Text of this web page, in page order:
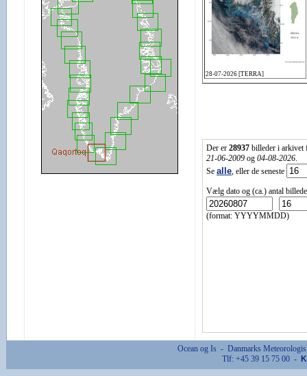
Der er 28937 billeder i arkivet
21-06-2009 og 04-08-2026.
Se alle, eller de seneste
Vælg dato og (ca.) antal
(format: YYYYMMDD)
Ocean og Is - Danmarks
Tlf: +45 39 15 75 00 -